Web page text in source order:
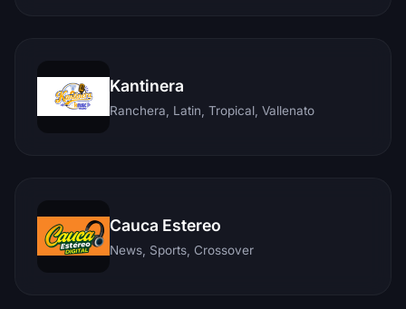
Kantinera
Ranchera, Latin, Tropical, Vallenato
Cauca Estereo
News, Sports, Crossover